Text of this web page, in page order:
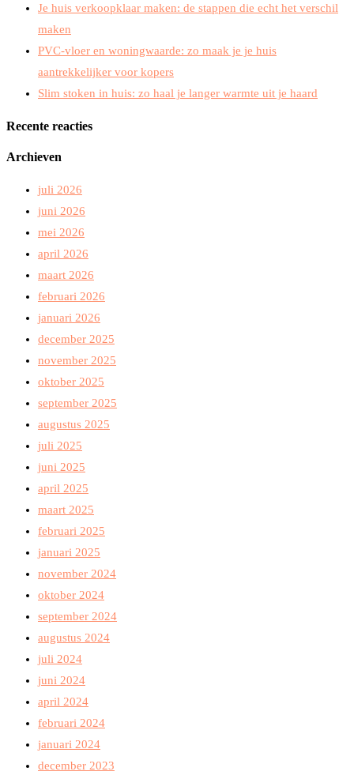
Je huis verkoopklaar maken: de stappen die echt het verschil
maken
PVC-vloer en woningwaarde: zo maak je je huis
aantrekkelijker voor kopers
Slim stoken in huis: zo haal je langer warmte uit je haard
Recente reacties
Archieven
juli 2026
juni 2026
mei 2026
april 2026
maart 2026
februari 2026
januari 2026
december 2025
november 2025
oktober 2025
september 2025
augustus 2025
juli 2025
juni 2025
april 2025
maart 2025
februari 2025
januari 2025
november 2024
oktober 2024
september 2024
augustus 2024
juli 2024
juni 2024
april 2024
februari 2024
januari 2024
december 2023